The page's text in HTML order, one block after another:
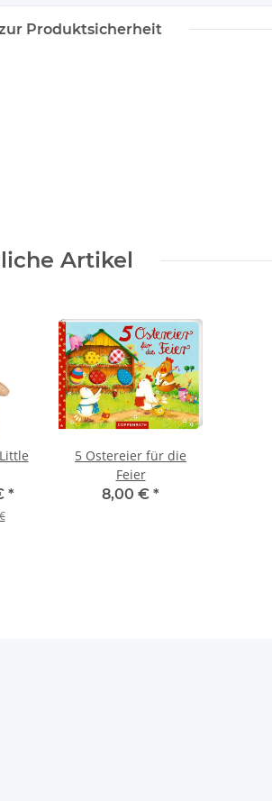
Produktsicherheit
Artikel
*
5 Ostereier für die
Feier
8,00 € *